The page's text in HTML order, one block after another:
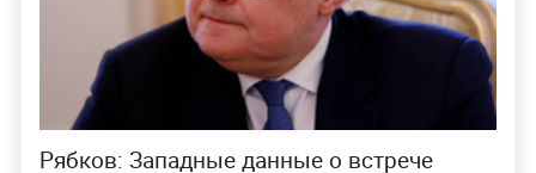
Рябков: Западные данные о встрече